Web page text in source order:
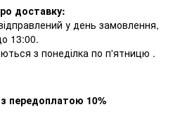
доставку:
у день замовлення,
13:00.
з понеділка по п'ятницю .
передоплатою 10%